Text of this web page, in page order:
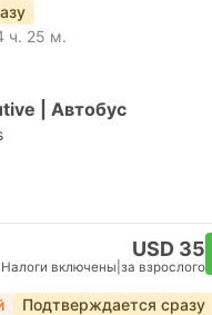
ч. 25 м.
| Автобус
USD 35
Налоги включены за взрослого
Подтверждается сразу